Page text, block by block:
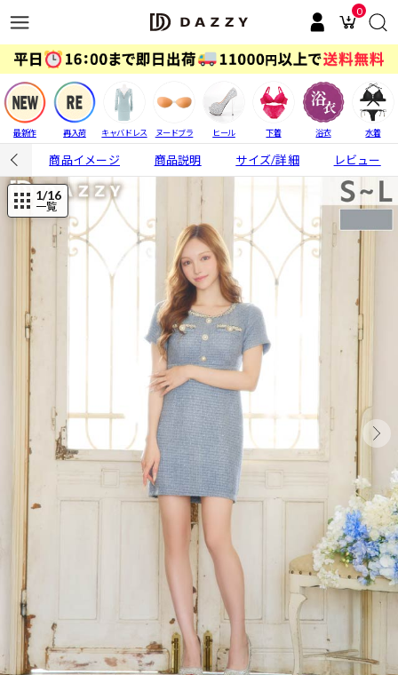
0
最新作 再入荷 キャバドレス ヌードブラ ヒール 下着 浴衣 水着
商品イメージ 商品説明 サイズ/詳細 レビュー
1/16
一覧